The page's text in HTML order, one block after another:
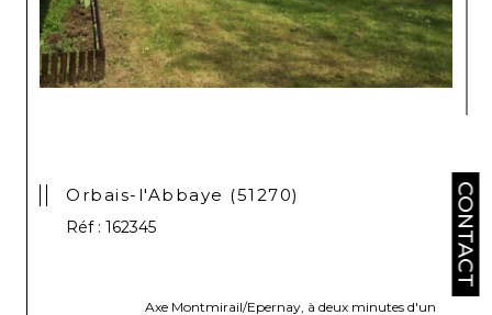
CONTACT
Orbais-l'Abbaye (51270)
Réf : 162345